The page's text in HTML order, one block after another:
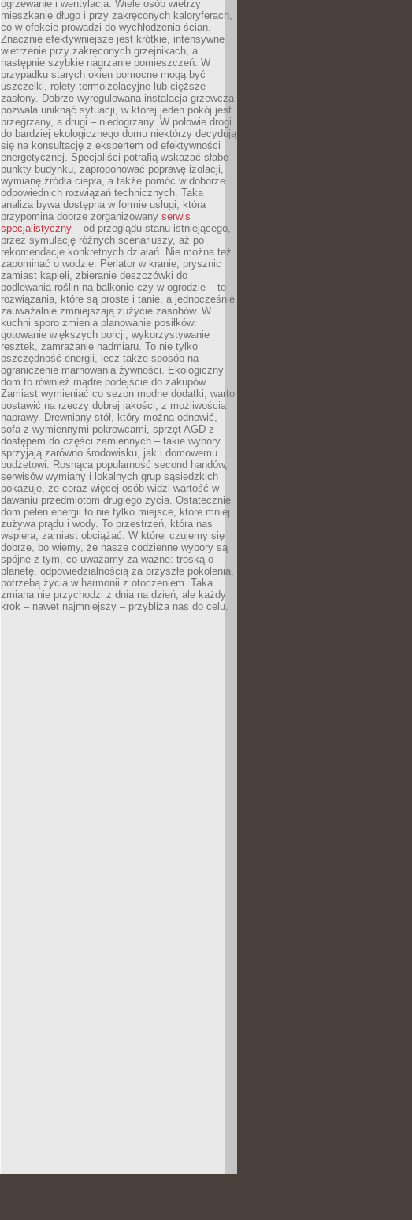
ogrzewanie i wentylacja. Wiele osób wietrzy
mieszkanie długo i przy zakręconych kaloryferach,
co w efekcie prowadzi do wychłodzenia ścian.
Znacznie efektywniejsze jest krótkie, intensywne
wietrzenie przy zakręconych grzejnikach, a
następnie szybkie nagrzanie pomieszczeń. W
przypadku starych okien pomocne mogą być
uszczelki, rolety termoizolacyjne lub cięższe
zasłony. Dobrze wyregulowana instalacja grzewcza
pozwala uniknąć sytuacji, w której jeden pokój jest
przegrzany, a drugi – niedogrzany. W połowie drogi
do bardziej ekologicznego domu niektórzy decydują
się na konsultację z ekspertem od efektywności
energetycznej. Specjaliści potrafią wskazać słabe
punkty budynku, zaproponować poprawę izolacji,
wymianę źródła ciepła, a także pomóc w doborze
odpowiednich rozwiązań technicznych. Taka
analiza bywa dostępna w formie usługi, która
przypomina dobrze zorganizowany serwis
specjalistyczny – od przeglądu stanu istniejącego,
przez symulację różnych scenariuszy, aż po
rekomendacje konkretnych działań. Nie można też
zapominać o wodzie. Perlator w kranie, prysznic
zamiast kąpieli, zbieranie deszczówki do
podlewania roślin na balkonie czy w ogrodzie – to
rozwiązania, które są proste i tanie, a jednocześnie
zauważalnie zmniejszają zużycie zasobów. W
kuchni sporo zmienia planowanie posiłków:
gotowanie większych porcji, wykorzystywanie
resztek, zamrażanie nadmiaru. To nie tylko
oszczędność energii, lecz także sposób na
ograniczenie marnowania żywności. Ekologiczny
dom to również mądre podejście do zakupów.
Zamiast wymieniać co sezon modne dodatki, warto
postawić na rzeczy dobrej jakości, z możliwością
naprawy. Drewniany stół, który można odnowić,
sofa z wymiennymi pokrowcami, sprzęt AGD z
dostępem do części zamiennych – takie wybory
sprzyjają zarówno środowisku, jak i domowemu
budżetowi. Rosnąca popularność second handów,
serwisów wymiany i lokalnych grup sąsiedzkich
pokazuje, że coraz więcej osób widzi wartość w
dawaniu przedmiotom drugiego życia. Ostatecznie
dom pełen energii to nie tylko miejsce, które mniej
zużywa prądu i wody. To przestrzeń, która nas
wspiera, zamiast obciążać. W której czujemy się
dobrze, bo wiemy, że nasze codzienne wybory są
spójne z tym, co uważamy za ważne: troską o
planetę, odpowiedzialnością za przyszłe pokolenia,
potrzebą życia w harmonii z otoczeniem. Taka
zmiana nie przychodzi z dnia na dzień, ale każdy
krok – nawet najmniejszy – przybliża nas do celu.